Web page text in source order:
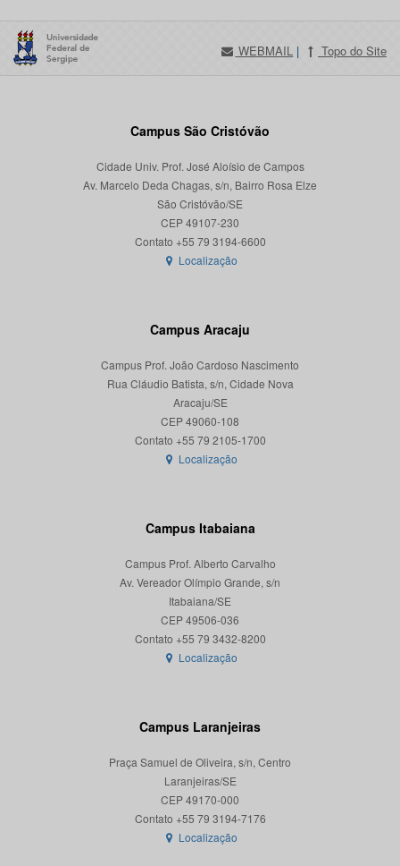
WEBMAIL | Topo do Site
Campus São Cristóvão
Cidade Univ. Prof. José Aloísio de Campos
Av. Marcelo Deda Chagas, s/n, Bairro Rosa Elze
São Cristóvão/SE
CEP 49107-230
Localização
Campus Aracaju
Campus Prof. João Cardoso Nascimento
Rua Cláudio Batista, s/n, Cidade Nova
Aracaju/SE
CEP 49060-108
Localização
Campus Itabaiana
Campus Prof. Alberto Carvalho
Av. Vereador Olímpio Grande, s/n
Itabaiana/SE
CEP 49506-036
Localização
Campus Laranjeiras
Praça Samuel de Oliveira, s/n, Centro
Laranjeiras/SE
CEP 49170-000
Localização